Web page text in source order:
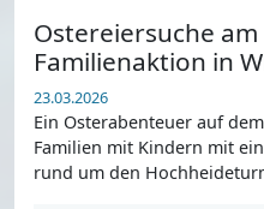
Ostereiersuche
Familienaktion in
23.03.2026
Ein Osterabenteuer auf
Familien mit Kindern mit
rund um den